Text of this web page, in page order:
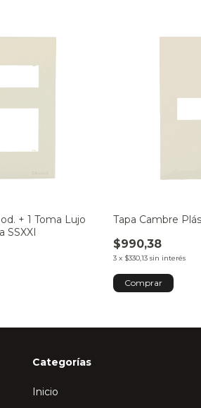
+ 1 Toma Lujo
SSXXI
Tapa Cambre
$990,38
3 x $330,13 sin interés
Categorías
Inicio